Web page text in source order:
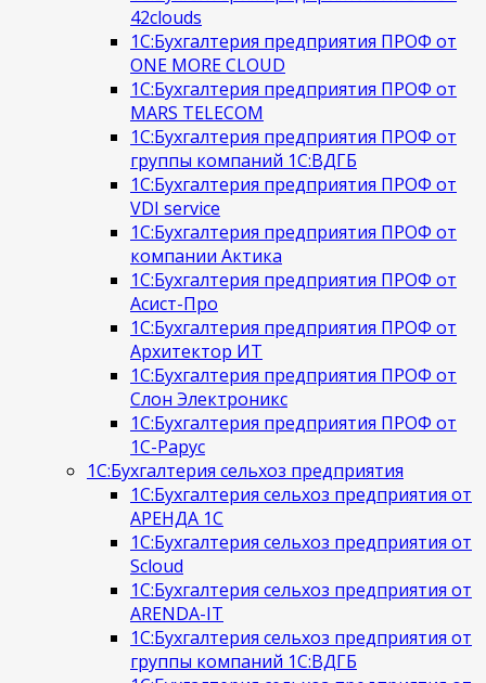
42clouds
1С:Бухгалтерия предприятия ПРОФ от
ONE MORE CLOUD
1С:Бухгалтерия предприятия ПРОФ от
MARS TELECOM
1С:Бухгалтерия предприятия ПРОФ от
группы компаний 1С:ВДГБ
1С:Бухгалтерия предприятия ПРОФ от
VDI service
1С:Бухгалтерия предприятия ПРОФ от
компании Актика
1С:Бухгалтерия предприятия ПРОФ от
Асист-Про
1С:Бухгалтерия предприятия ПРОФ от
Архитектор ИТ
1С:Бухгалтерия предприятия ПРОФ от
Слон Электроникс
1С:Бухгалтерия предприятия ПРОФ от
1С-Рарус
1С:Бухгалтерия сельхоз предприятия
1С:Бухгалтерия сельхоз предприятия от
АРЕНДА 1С
1С:Бухгалтерия сельхоз предприятия от
Scloud
1С:Бухгалтерия сельхоз предприятия от
ARENDA-IT
1С:Бухгалтерия сельхоз предприятия от
группы компаний 1С:ВДГБ